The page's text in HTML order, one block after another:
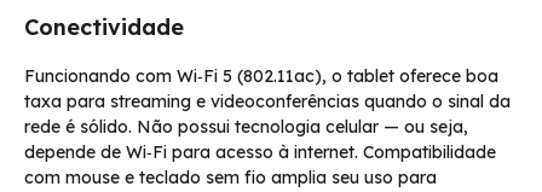
Conectividade
Funcionando com Wi‑Fi 5 (802.11ac), o tablet oferece boa
taxa para streaming e videoconferências quando o sinal da
rede é sólido. Não possui tecnologia celular — ou seja,
depende de Wi‑Fi para acesso à internet. Compatibilidade
com mouse e teclado sem fio amplia seu uso para